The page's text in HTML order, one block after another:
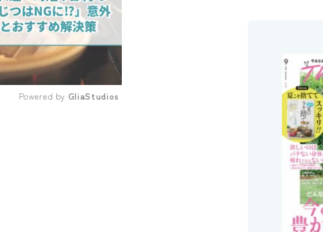
Powered by GliaStudios